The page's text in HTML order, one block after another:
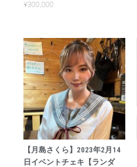
¥300,000
【月島さくら】2023年2月14
日イベントチェキ【ランダ